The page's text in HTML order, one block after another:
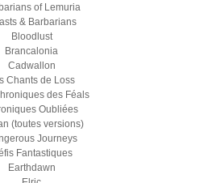
of Lemuria
& Barbarians
Bloodlust
Brancalonia
Cadwallon
Chants de Loss
des Féals
Oubliées
(toutes versions)
Journeys
Fantastiques
Earthdawn